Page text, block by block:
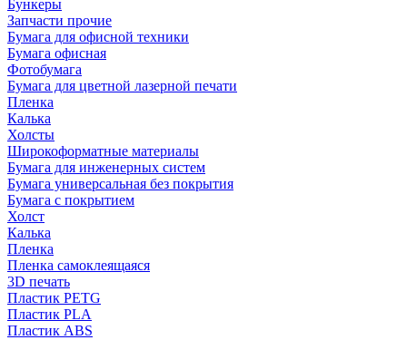
Бункеры
Запчасти прочие
Бумага для офисной техники
Бумага офисная
Фотобумага
Бумага для цветной лазерной печати
Пленка
Калька
Холсты
Широкоформатные материалы
Бумага для инженерных систем
Бумага универсальная без покрытия
Бумага с покрытием
Холст
Калька
Пленка
Пленка самоклеящаяся
3D печать
Пластик PETG
Пластик PLA
Пластик ABS